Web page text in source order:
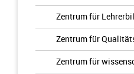
Zentrum für
Zentrum für
Zentrum für